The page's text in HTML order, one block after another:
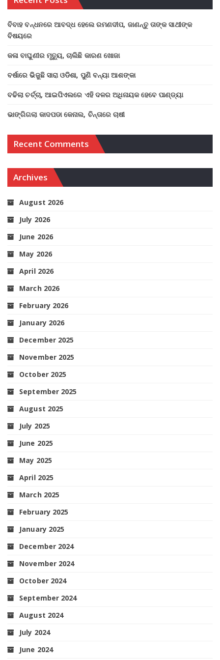
ବିବାହ ବନ୍ଧନରେ ଆବଦ୍ଧ ହେଲେ ରମଣଦୀପ, ଜାଣନ୍ତୁ ତାଙ୍କ ସାଥୀଙ୍କ
ବିଷୟରେ
କଳା ବାଘୁଣୀର ମୃତ୍ୟୁ, ଚାଲିଛି କାରଣ ଖୋଜା
ବର୍ଷାରେ ଭିଜୁଛି ସାରା ଓଡିଶା, ପୁଣି ବନ୍ୟା ଆଶଙ୍କା
ବଢିଲା ଚର୍ଚ୍ଚା, ଆଇପିଏଲରେ ଏହି ଦଳର ଅଧିନାୟକ ହେବେ ପାଣ୍ଡ୍ୟା
ଭାଙ୍ଗିଗଲା କାଦପଡା କେନାଲ, ଚିନ୍ତାରେ ଚାଷୀ
Recent Comments
Archives
August 2026
July 2026
June 2026
May 2026
April 2026
March 2026
February 2026
January 2026
December 2025
November 2025
October 2025
September 2025
August 2025
July 2025
June 2025
May 2025
April 2025
March 2025
February 2025
January 2025
December 2024
November 2024
October 2024
September 2024
August 2024
July 2024
June 2024